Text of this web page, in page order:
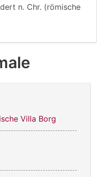
n. Chr. (römische
Villa Borg